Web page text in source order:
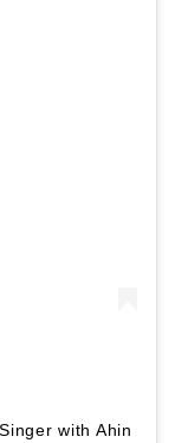
with Ahin